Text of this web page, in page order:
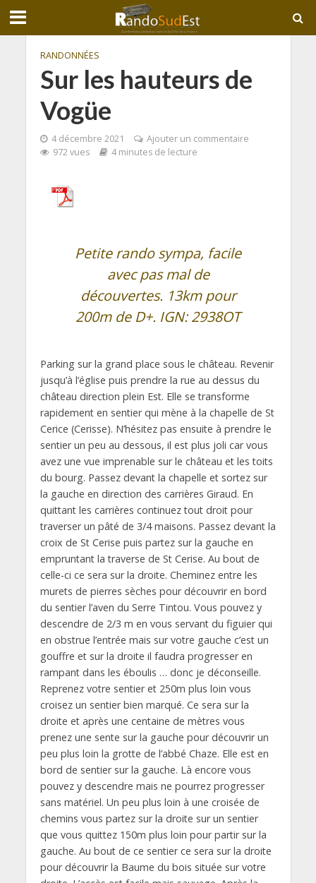
RANDONNÉES
Sur les hauteurs de
Vogüe
4 décembre 2021
Ajouter un commentaire
972 vues
4 minutes de lecture
Petite rando sympa, facile
avec pas mal de
découvertes. 13km pour
200m de D+. IGN: 2938OT
Parking sur la grand place sous le château. Revenir
jusqu’à l’église puis prendre la rue au dessus du
château direction plein Est. Elle se transforme
rapidement en sentier qui mène à la chapelle de St
Cerice (Cerisse). N’hésitez pas ensuite à prendre le
sentier un peu au dessous, il est plus joli car vous
avez une vue imprenable sur le château et les toits
du bourg. Passez devant la chapelle et sortez sur
la gauche en direction des carrières Giraud. En
quittant les carrières continuez tout droit pour
traverser un pâté de 3/4 maisons. Passez devant la
croix de St Cerise puis partez sur la gauche en
empruntant la traverse de St Cerise. Au bout de
celle-ci ce sera sur la droite. Cheminez entre les
murets de pierres sèches pour découvrir en bord
du sentier l’aven du Serre Tintou. Vous pouvez y
descendre de 2/3 m en vous servant du figuier qui
en obstrue l’entrée mais sur votre gauche c’est un
gouffre et sur la droite il faudra progresser en
rampant dans les éboulis … donc je déconseille.
Reprenez votre sentier et 250m plus loin vous
croisez un sentier bien marqué. Ce sera sur la
droite et après une centaine de mètres vous
prenez une sente sur la gauche pour découvrir un
peu plus loin la grotte de l’abbé Chaze. Elle est en
bord de sentier sur la gauche. Là encore vous
pouvez y descendre mais ne pourrez progresser
sans matériel. Un peu plus loin à une croisée de
chemins vous partez sur la droite sur un sentier
que vous quittez 150m plus loin pour partir sur la
gauche. Au bout de ce sentier ce sera sur la droite
pour découvrir la Baume du bois située sur votre